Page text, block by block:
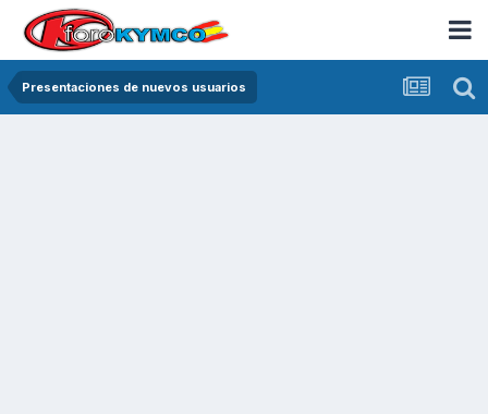
Presentaciones de nuevos usuarios